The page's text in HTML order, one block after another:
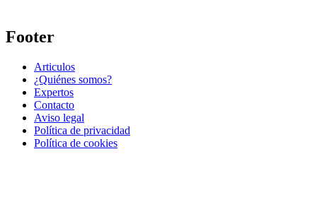
Footer
Articulos
¿Quiénes somos?
Expertos
Contacto
Aviso legal
Política de privacidad
Política de cookies